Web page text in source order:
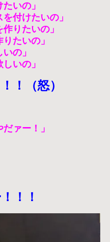
いの」
付けたいの」
りたいの」
たいの」
の」
いの」
！（怒）
ァー！」
！！